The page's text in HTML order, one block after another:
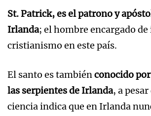
St. Patrick, es el patrono y
Irlanda; el hombre encargado
cristianismo en este país.
El santo es tambiénconocido
las serpientes de Irlanda, a
ciencia indica que en Irlanda